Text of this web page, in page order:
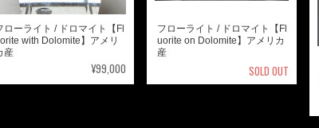
ローライト / ドロマイト【Fl
with Dolomite】アメリ
産
¥99,000
フローライト / ドロマイト【Fl
uorite on Dolomite】アメリカ
産
SOLD OUT